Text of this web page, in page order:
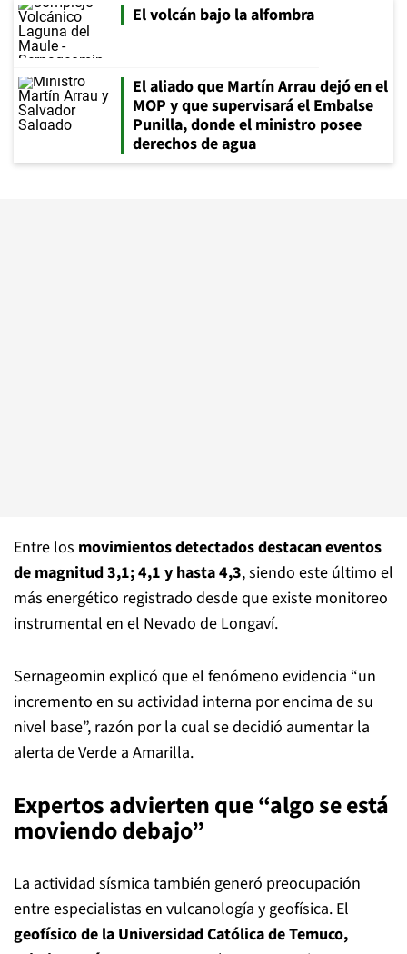
El volcán bajo la alfombra
El aliado que Martín Arrau dejó en el
MOP y que supervisará el Embalse
Punilla, donde el ministro posee
derechos de agua
Entre los movimientos detectados destacan eventos
de magnitud 3,1; 4,1 y hasta 4,3, siendo este último el
más energético registrado desde que existe monitoreo
instrumental en el Nevado de Longaví.
Sernageomin explicó que el fenómeno evidencia “un
incremento en su actividad interna por encima de su
nivel base”, razón por la cual se decidió aumentar la
alerta de Verde a Amarilla.
Expertos advierten que “algo se está
moviendo debajo”
La actividad sísmica también generó preocupación
entre especialistas en vulcanología y geofísica. El
geofísico de la Universidad Católica de Temuco,